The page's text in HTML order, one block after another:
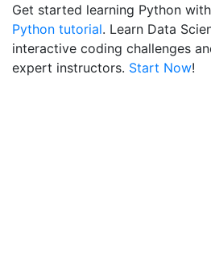
Get started learning Python with
Python tutorial. Learn Data
interactive coding challenges
expert instructors. Start Now!